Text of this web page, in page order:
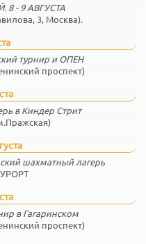
8 - 9 АВГУСТА
3, Москва).
турнир и ОПЕН
проспект)
в Киндер Стрит
шахматный лагерь
в Гагаринском
проспект)